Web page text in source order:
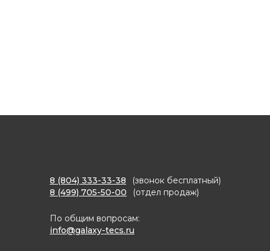
8 (804) 333-33-38
(звонок бесплатный)
8 (499) 705-50-00
(отдел продаж)
По общим вопросам:
info@galaxy-tecs.ru